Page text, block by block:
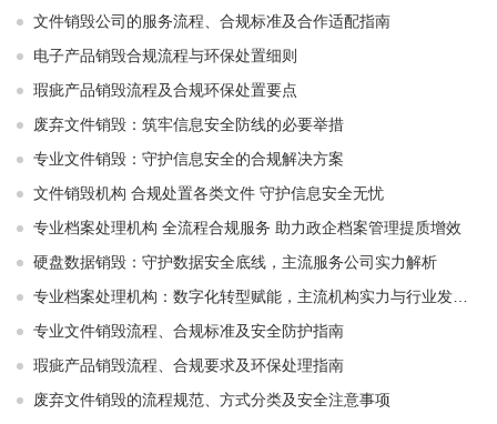
文件销毁公司的服务流程、合规标准及合作适配指南
电子产品销毁合规流程与环保处置细则
瑕疵产品销毁流程及合规环保处置要点
废弃文件销毁：筑牢信息安全防线的必要举措
专业文件销毁：守护信息安全的合规解决方案
文件销毁机构 合规处置各类文件 守护信息安全无忧
专业档案处理机构 全流程合规服务 助力政企档案管理提质增效
硬盘数据销毁：守护数据安全底线，主流服务公司实力解析
专业档案处理机构：数字化转型赋能，主流机构实力与行业发展解析
专业文件销毁流程、合规标准及安全防护指南
瑕疵产品销毁流程、合规要求及环保处理指南
废弃文件销毁的流程规范、方式分类及安全注意事项